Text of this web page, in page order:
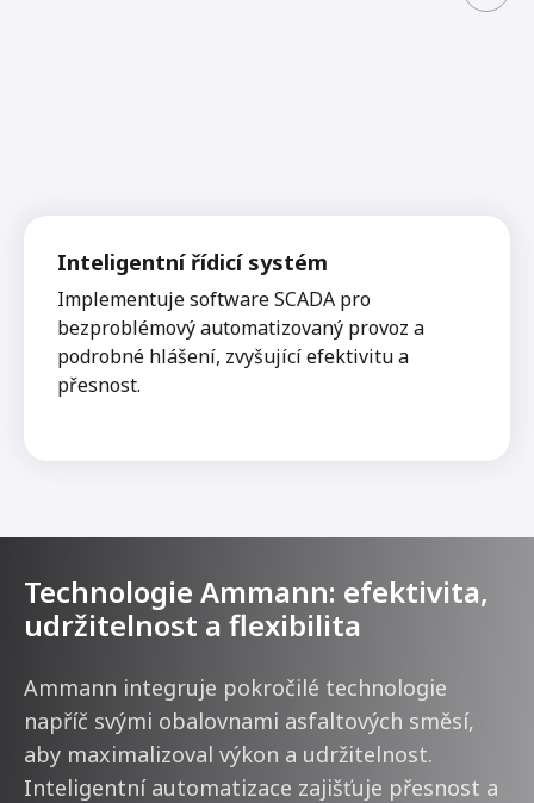
Inteligentní řídicí systém
Implementuje software SCADA pro
bezproblémový automatizovaný provoz a
podrobné hlášení, zvyšující efektivitu a
přesnost.
Technologie Ammann: efektivita,
udržitelnost a flexibilita
Ammann integruje pokročilé technologie
napříč svými obalovnami asfaltových směsí,
aby maximalizoval výkon a udržitelnost.
Inteligentní automatizace zajišťuje přesnost a